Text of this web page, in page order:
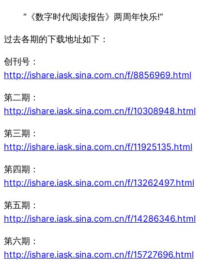
“《数字时代阅读报告》两周年快乐!”
过去各期的下载地址如下：
创刊号：
http://ishare.iask.sina.com.cn/f/8856969.html
第二期：
http://ishare.iask.sina.com.cn/f/10308948.html
第三期：
http://ishare.iask.sina.com.cn/f/11925135.html
第四期：
http://ishare.iask.sina.com.cn/f/13262497.html
第五期：
http://ishare.iask.sina.com.cn/f/14286346.html
第六期：
http://ishare.iask.sina.com.cn/f/15727696.html